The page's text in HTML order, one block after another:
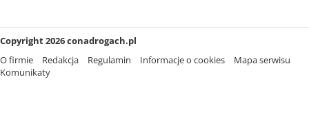
Copyright 2026 conadrogach.pl
O firmie
Redakcja Regulamin Informacje o cookies
Mapa serwisu
Komunikaty